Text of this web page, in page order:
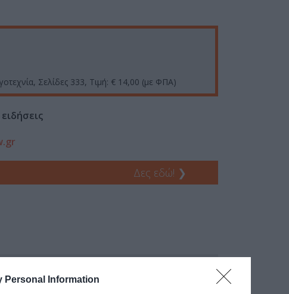
Personal Information
Σελίδες 333, Τιμή: € 14,00 (με ΦΠΑ)
Δες εδώ! ❯